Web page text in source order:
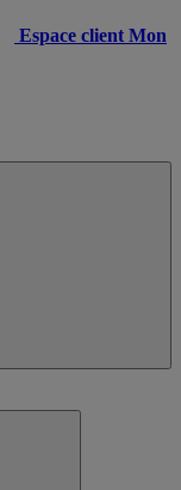
Espace client Mon